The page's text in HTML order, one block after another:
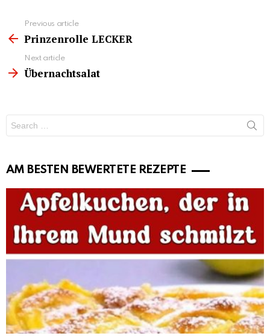
more
Previous article
Prinzenrolle LECKER
Next article
Übernachtsalat
for:
AM BESTEN BEWERTETE REZEPTE